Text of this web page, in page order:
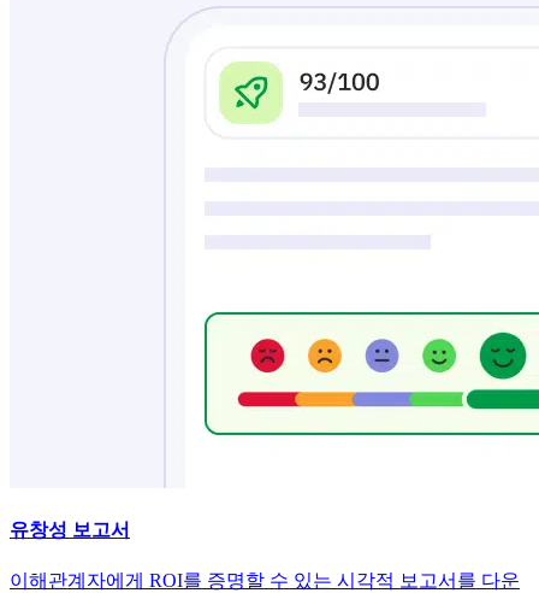
유창성 보고서
이해관계자에게 ROI를 증명할 수 있는 시각적 보고서를 다운